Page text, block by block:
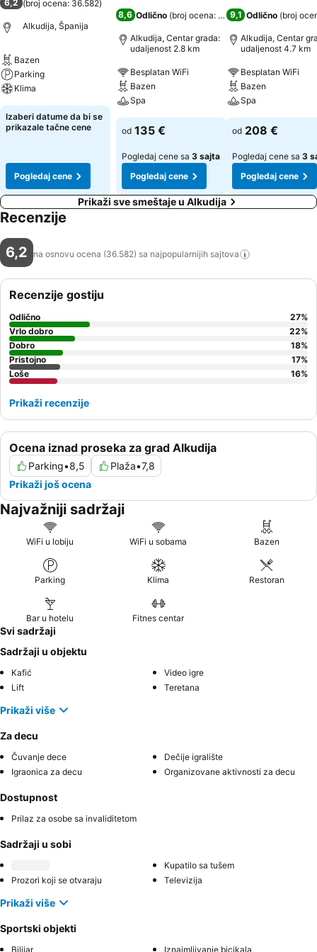
6,2 (broj ocena: 36.582)
Alkudija, Španija
Bazen
Parking
Klima
Izaberi datume da bi se
prikazale tačne cene
Pogledaj cene
8,6 Odlično (broj ocena: 14.185)
Alkudija, Centar grada:
udaljenost 2.8 km
Besplatan WiFi
Bazen
Spa
od 135 €
Pogledaj cene sa 3 sajta
Pogledaj cene
9,1 Odlično (broj
Alkudija, Centar
udaljenost 4.7 km
Besplatan WiFi
Bazen
Spa
od 208 €
Pogledaj cene sa 3
Pogledaj cene
Prikaži sve smeštaje u Alkudija
Recenzije
6,2 na osnovu ocena (36.582) sa najpopularnijih sajtova
Ocena iznad proseka za grad Alkudija
Parking•8,5 Plaža•7,8
Prikaži još ocena
Recenzije gostiju
Odlično 27%
Vrlo dobro
22%
Dobro
18%
Pristojno
17%
Loše
16%
Prikaži recenzije
Najvažniji sadržaji
WiFi u lobiju WiFi u sobama Bazen
Parking Klima Restoran
Bar u hotelu Fitnes centar
Svi sadržaji
Sadržaji u objektu
Kafić
Video igre
Lift
Teretana
Prikaži više
Za decu
Čuvanje dece
Dečije igralište
Igraonica za decu
Organizovane aktivnosti za decu
Dostupnost
Prilaz za osobe sa invaliditetom
Sadržaji u sobi
Kupatilo sa tušem
Prozori koji se otvaraju
Televizija
Prikaži više
Sportski objekti
Bilijar Iznajmljivanje bicikala